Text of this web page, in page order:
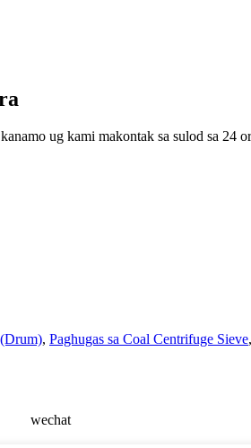
ug kami makontak sa sulod sa 24
, Paghugas sa Coal Centrifuge Sieve
wechat